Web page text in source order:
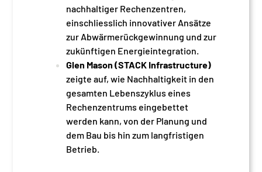
nachhaltiger Rechenzentren,
einschliesslich innovativer Ansätze
zur Abwärmerückgewinnung und zur
zukünftigen Energieintegration.
Glen Mason (STACK Infrastructure)
zeigte auf, wie Nachhaltigkeit in den
gesamten Lebenszyklus eines
Rechenzentrums eingebettet
werden kann, von der Planung und
dem Bau bis hin zum langfristigen
Betrieb.